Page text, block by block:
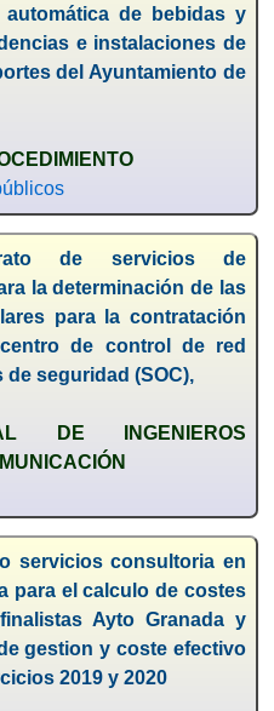
de bebidas y
e instalaciones de
del Ayuntamiento de
de servicios de
la determinación de las
para la contratación
de control de red
de seguridad (SOC),
DE INGENIEROS
servicios consultoria en
para el calculo de costes
Ayto Granada y
gestion y coste efectivo
2019 y 2020